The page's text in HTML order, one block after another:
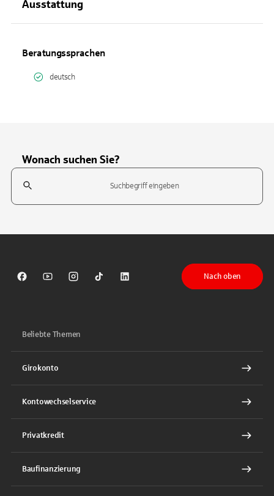
Ausstattung
Beratungssprachen
deutsch
Wonach suchen Sie?
Suchfeld
Sparkasse auf Facebook
Sparkasse auf Youtube
Sparkasse auf Instagram
Sparkasse auf TikTok
Sparkasse auf LinkedIn
Nach oben
Beliebte Themen
Girokonto
Kontowechselservice
Privatkredit
Baufinanzierung